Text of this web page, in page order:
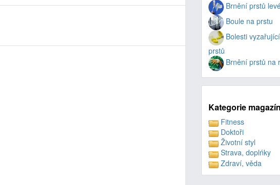
Brnění prstů
Boule na prstu
Bolesti
prstů
Brnění prstů na
Kategorie
Fitness
Doktoři
Životní styl
Strava, doplńky
Zdraví, věda